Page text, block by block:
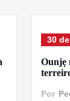
30
Ounjẹ
Por